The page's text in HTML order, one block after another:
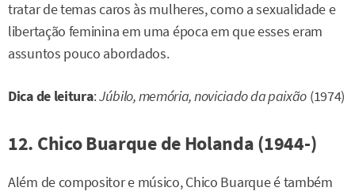
tratar de temas caros às mulheres, como a sexualidade e
libertação feminina em uma época em que esses eram
assuntos pouco abordados.
Dica de leitura:Júbilo, memória, noviciado da paixão (1974)
12. Chico Buarque de Holanda (1944-)
Além de compositor e músico, Chico Buarque é também